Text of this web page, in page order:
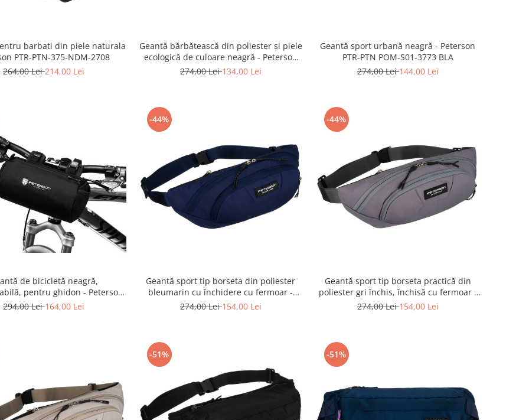
barbati din piele naturala
PTR-PTN-375-NDM-2708
264,00 Lei214,00 Lei
Geantă bărbătească din poliester și piele
ecologică de culoare neagră - Peterson
PTR-PTN SAS-02-9677 BLAC
274,00 Lei134,00 Lei
Geantă sport urbană neagră - Peterson
PTR-PTN POM-S01-3773 BLA
274,00 Lei144,00 Lei
de bicicletă neagră,
pentru ghidon - Peterson
PTN ML08-FAB-7684 BL
294,00 Lei164,00 Lei
-44%
Geantă sport tip borseta din poliester
bleumarin cu închidere cu fermoar -
Peterson PTR-PTN SWY-01-8443 NAVY
274,00 Lei154,00 Lei
-44%
Geantă sport tip borseta practică din
poliester gri închis, închisă cu fermoar -
Peterson PTR-PTN SWY-01-8450 D.GR
274,00 Lei154,00 Lei
-51% -51%